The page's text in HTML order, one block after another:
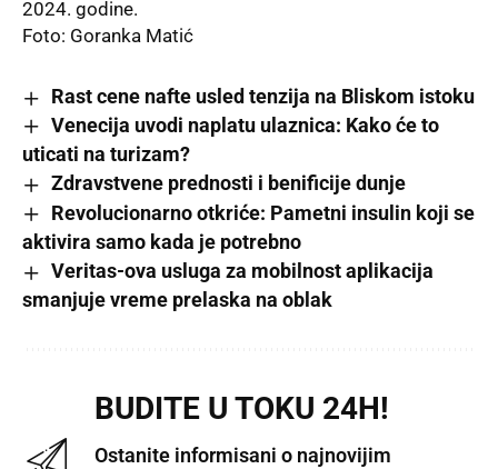
2024. godine.
Foto: Goranka Matić
Rast cene nafte usled tenzija na Bliskom istoku
Venecija uvodi naplatu ulaznica: Kako će to
uticati na turizam?
Zdravstvene prednosti i benificije dunje
Revolucionarno otkriće: Pametni insulin koji se
aktivira samo kada je potrebno
Veritas-ova usluga za mobilnost aplikacija
smanjuje vreme prelaska na oblak
BUDITE U TOKU 24H!
Ostanite informisani o najnovijim